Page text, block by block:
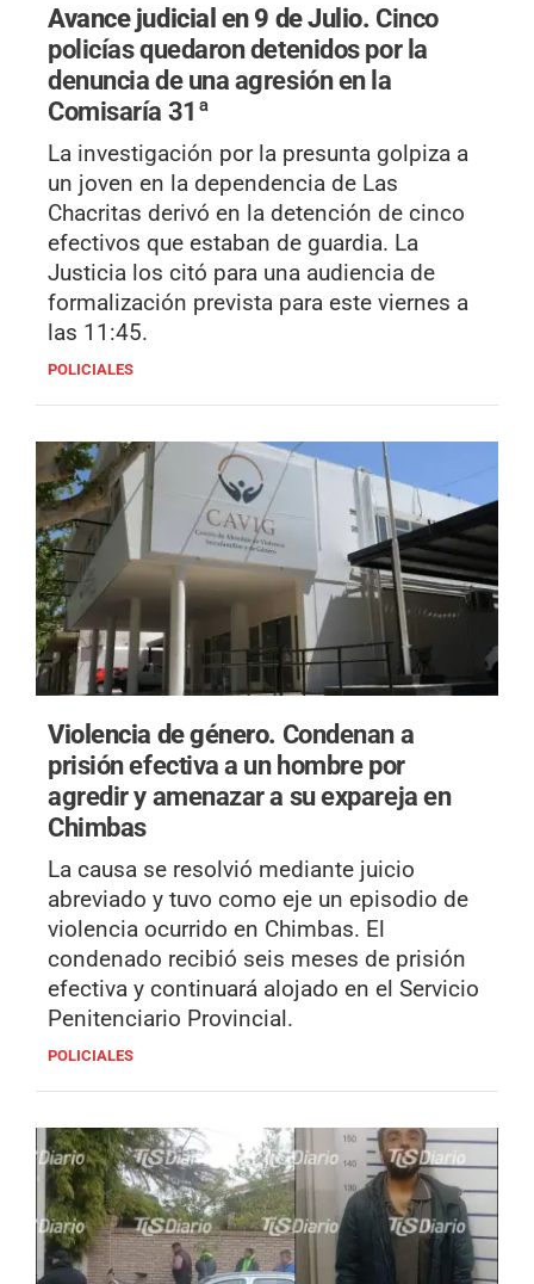
Avance judicial en 9 de Julio. Cinco
policías quedaron detenidos por la
denuncia de una agresión en la
Comisaría 31ª
La investigación por la presunta golpiza a
un joven en la dependencia de Las
Chacritas derivó en la detención de cinco
efectivos que estaban de guardia. La
Justicia los citó para una audiencia de
formalización prevista para este viernes a
las 11:45.
POLICIALES
Violencia de género. Condenan a
prisión efectiva a un hombre por
agredir y amenazar a su expareja en
Chimbas
La causa se resolvió mediante juicio
abreviado y tuvo como eje un episodio de
violencia ocurrido en Chimbas. El
condenado recibió seis meses de prisión
efectiva y continuará alojado en el Servicio
Penitenciario Provincial.
POLICIALES